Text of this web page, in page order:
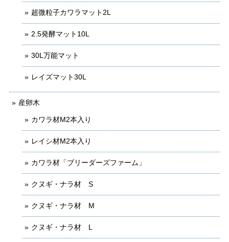
超微粒子カワラマット2L
2.5発酵マット10L
30L万能マット
レイズマット30L
産卵木
カワラ材M2本入り
レイシ材M2本入り
カワラ材「ブリーダーズファーム」
クヌギ・ナラ材 S
クヌギ・ナラ材 M
クヌギ・ナラ材 L